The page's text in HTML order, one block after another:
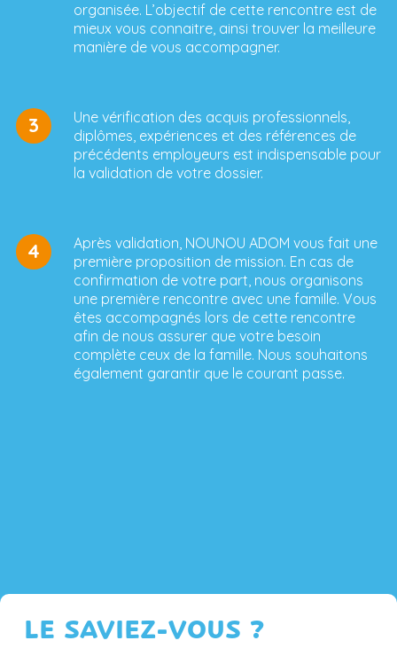
organisée. L’objectif de cette rencontre est de
mieux vous connaitre, ainsi trouver la meilleure
manière de vous accompagner.
3
Une vérification des acquis professionnels,
diplômes, expériences et des références de
précédents employeurs est indispensable pour
la validation de votre dossier.
4
Après validation, NOUNOU ADOM vous fait une
première proposition de mission. En cas de
confirmation de votre part, nous organisons
une première rencontre avec une famille. Vous
êtes accompagnés lors de cette rencontre
afin de nous assurer que votre besoin
complète ceux de la famille. Nous souhaitons
également garantir que le courant passe.
LE SAVIEZ-VOUS ?